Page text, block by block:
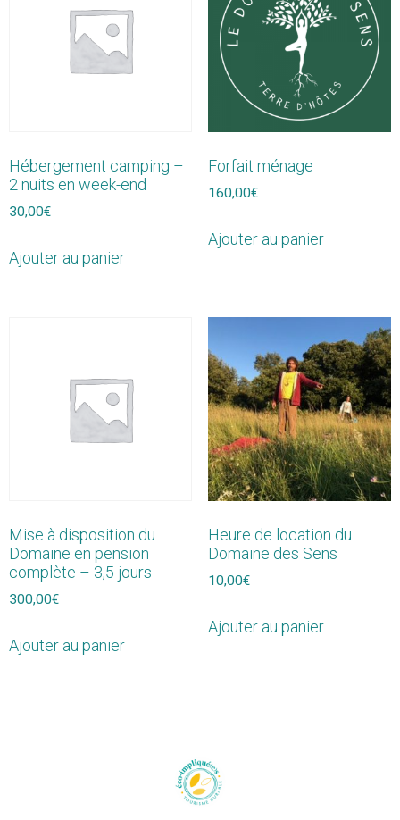
Hébergement camping –
2 nuits en week-end
30,00€
Ajouter au panier
Forfait ménage
160,00€
Ajouter au panier
Mise à disposition du
Domaine en pension
complète – 3,5 jours
300,00€
Ajouter au panier
Heure de location du
Domaine des Sens
10,00€
Ajouter au panier